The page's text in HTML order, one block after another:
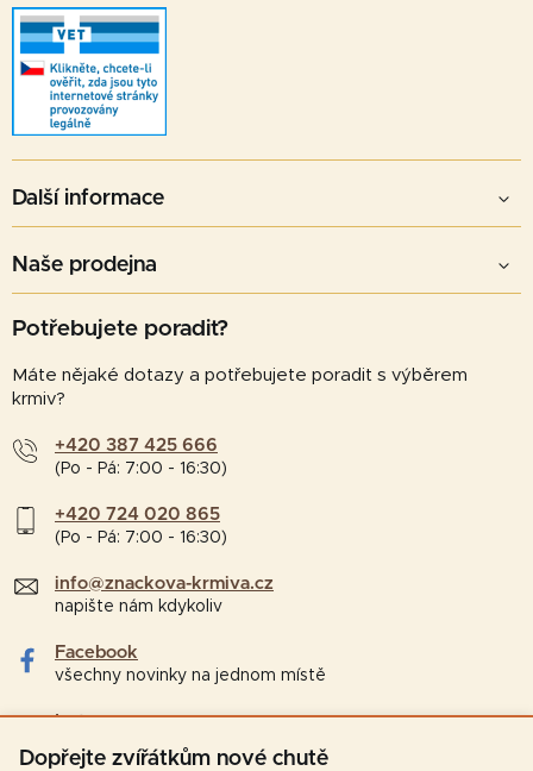
Dopřejte zvířátkům nové chutě
Další informace
Naše prodejna
Potřebujete poradit?
Máte nějaké dotazy a potřebujete poradit s výběrem
krmiv?
+420 387 425 666
(Po - Pá: 7:00 - 16:30)
+420 724 020 865
(Po - Pá: 7:00 - 16:30)
info@znackova-krmiva.cz
napište nám kdykoliv
Facebook
všechny novinky na jednom místě
Instagram
tipy a zajímavosti pro chovatele